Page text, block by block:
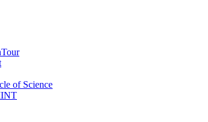
of Science